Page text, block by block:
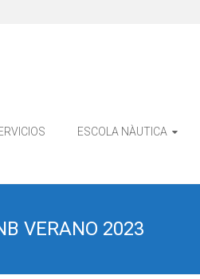
ESCOLA NÀUTICA
VERANO 2023